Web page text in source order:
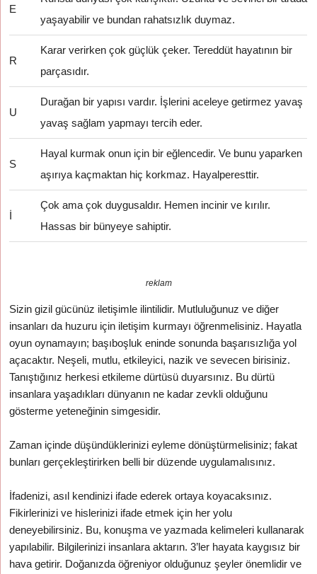
E
yaşayabilir ve bundan rahatsızlık duymaz.
R
Karar verirken çok güçlük çeker. Tereddüt hayatının bir
parçasıdır.
U
Durağan bir yapısı vardır. İşlerini aceleye getirmez yavaş
yavaş sağlam yapmayı tercih eder.
S
Hayal kurmak onun için bir eğlencedir. Ve bunu yaparken
aşırıya kaçmaktan hiç korkmaz. Hayalperesttir.
İ
Çok ama çok duygusaldır. Hemen incinir ve kırılır.
Hassas bir bünyeye sahiptir.
reklam
Sizin gizil gücünüz iletişimle ilintilidir. Mutluluğunuz ve diğer
insanları da huzuru için iletişim kurmayı öğrenmelisiniz. Hayatla
oyun oynamayın; başıboşluk eninde sonunda başarısızlığa yol
açacaktır. Neşeli, mutlu, etkileyici, nazik ve sevecen birisiniz.
Tanıştığınız herkesi etkileme dürtüsü duyarsınız. Bu dürtü
insanlara yaşadıkları dünyanın ne kadar zevkli olduğunu
gösterme yeteneğinin simgesidir.
Zaman içinde düşündüklerinizi eyleme dönüştürmelisiniz; fakat
bunları gerçekleştirirken belli bir düzende uygulamalısınız.
İfadenizi, asıl kendinizi ifade ederek ortaya koyacaksınız.
Fikirlerinizi ve hislerinizi ifade etmek için her yolu
deneyebilirsiniz. Bu, konuşma ve yazmada kelimeleri kullanarak
yapılabilir. Bilgilerinizi insanlara aktarın. 3’ler hayata kaygısız bir
hava getirir. Doğanızda öğreniyor olduğunuz şeyler önemlidir ve